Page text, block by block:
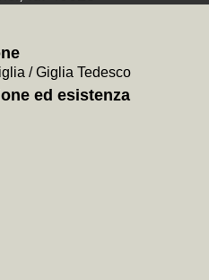
/ Giglia Tedesco
ed esistenza